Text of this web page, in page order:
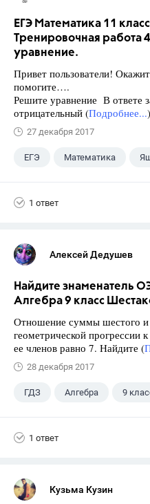
ЕГЭ Математика 11
Тренировочная работа
уравнение.
Привет пользователи!
помогите….
Решите уравнение В ответе
отрицательный (Подробнее...)
27 декабря 2017
ЕГЭ Математика
1 ответ
Алексей Дедушев
Найдите знаменатель
Алгебра 9 класс
Отношение суммы шестого и
геометрической прогрессии
ее членов равно 7. Найдите (
28 декабря 2017
ГДЗ Алгебра 9
1 ответ
Кузьма Кузин